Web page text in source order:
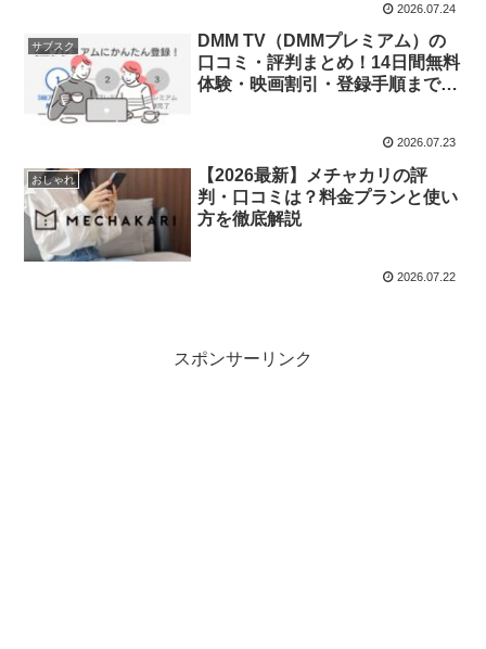
2026.07.24
サブスク
DMM TV（DMMプレミアム）の
口コミ・評判まとめ！14日間無料
体験・映画割引・登録手順まで徹
2026.07.23
おしゃれ
【2026最新】メチャカリの評
判・口コミは？料金プランと使い
方を徹底解説
2026.07.22
スポンサーリンク